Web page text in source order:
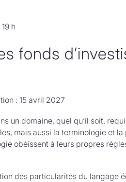
h
fonds
: 15 avril 2027
un domaine, quel qu’il soit,
mais aussi la terminologie et
obéissent à leurs propres
des particularités du langage